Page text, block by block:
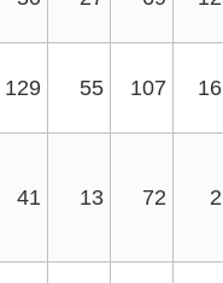
129 55 107 16
41 13 72 2